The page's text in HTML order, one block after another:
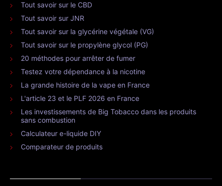
Tout savoir sur le CBD
Tout savoir sur JNR
Tout savoir sur la glycérine végétale (VG)
Tout savoir sur le propylène glycol (PG)
20 méthodes pour arrêter de fumer
Testez votre dépendance à la nicotine
La grande histoire de la vape en France
L'article 23 et le PLF 2026 en France
Les investissements de Big Tobacco dans les produits
sans combustion
Calculateur e-liquide DIY
Comparateur de produits